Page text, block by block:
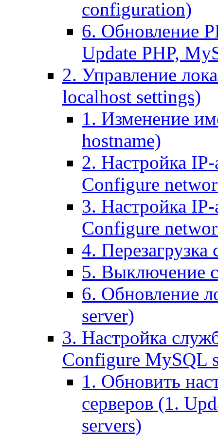
configuration)
6. Обновление
Update PHP,
2. Управление
localhost settings)
1. Изменение
hostname)
2. Настройка IP-
Configure
3. Настройка
Configure
4. Перезагрузка
5. Выключение
6. Обновление
server)
3. Настройка
Configure MySQL
1. Обновить
серверов (1.
servers)